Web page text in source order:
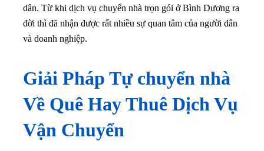
dân. Từ khi dịch vụ chuyển nhà trọn gói ở Bình Dương ra
đời thì đã nhận được rất nhiều sự quan tâm của người dân
và doanh nghiệp.
Giải Pháp Tự chuyển nhà
Về Quê Hay Thuê Dịch Vụ
Vận Chuyển